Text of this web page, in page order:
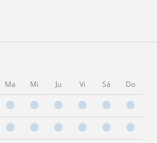
Ma Mi Ju Vi Sá Do